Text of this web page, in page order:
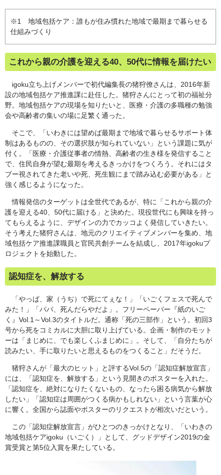
※1 地域包括ケア：誰もが住み慣れた地域で最期まで暮らせる
仕組みづくり
これから親の介護を迎える40、50代に情報を届けたい
igoku立ち上げメンバーで初代編集長の猪狩僚さんは、2016年新
設の地域包括ケア推進課に赴任した。猪狩さんにとって初の福祉分
野。地域包括ケアの現場を知りたいと、医療・介護の多職種の勉強
会や高齢者の集いの場に足繁く通った。
そこで、「いわきには望めば最期まで地域で暮らせるサポート体
制はあるものの、その選択肢が知られていない」という課題に気が
付く。「医療・介護従事者の情熱、高齢者の生き様を発信すること
で、住民自身が望む最期を考えるきっかけをつくろう。それにはタ
ブー視されてきた老いや死、死生観にまで踏み込む必要がある」と
強く感じるようになった。
情報発信のターゲットは全世代であるが、特に「これから親の介
護を迎える40、50代に届ける」と決めた。現役世代にも興味を持っ
てもらえるように、デザインの力でカッコよく発信していきたい。
そう考えた猪狩さんは、地元のクリエイティブメンバーを集め、地
域包括ケア推進課職員と官民共創チームを結成し、2017年igokuプ
ロジェクトを始動した。
認知症を、解放する
「やっぱ、家（うぢ）で死にてぇな！」「いごくフェスで死んで
みた！」「パパ、死んだらやだよ」。フリーペーパー『紙のいご
く』Vol.1～Vol.3のタイトルだ。通称「死の三部作」という。初回3
号から死をコミカルに大胆に取り上げている。企画・制作のモット
ーは「まじめに、でも楽しくふまじめに」。そして、「自分たちが
読みたい、手に取りたいと思えるものをつくること」だそうだ。
猪狩さんが「最大のヒット」と評するVol.5の「認知症解放宣言」
には、「認知症を、解放する」という見開きのポスターを入れた。
「認知症を、絶対になりたくないもの、なったら困る病気から解放
したい」「認知症は周囲がつくる病かもしれない」という言葉が心
に響く。全国から誌面やポスターのリクエストが相次いだという。
この「認知症解放宣言」がひとつのきっかけとなり、「いわきの
地域包括ケアigoku（いごく）」として、グッドデザイン2019の金
賞受賞と第5位入賞を果たしている。